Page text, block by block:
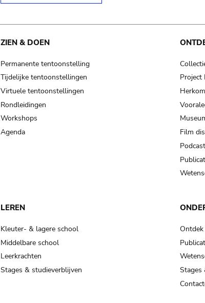
ZIEN & DOEN
Permanente tentoonstelling
Tijdelijke tentoonstellingen
Virtuele tentoonstellingen
Rondleidingen
Workshops
Agenda
Project
Film
LEREN
Kleuter- & lagere school
Middelbare school
Leerkrachten
Stages & studieverblijven
Stages